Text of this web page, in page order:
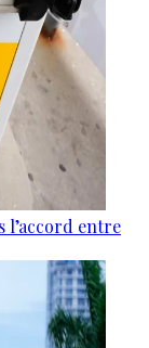
l’accord entre